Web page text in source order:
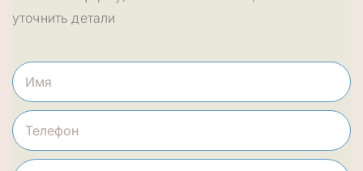
уточнить детали